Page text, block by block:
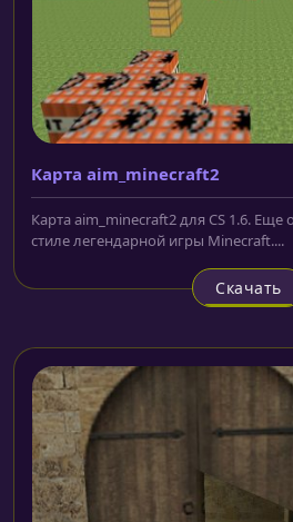
Карта aim_minecraft2
Карта aim_minecraft2 для CS 1.6.
стиле легендарной игры Minecraft....
Скачать